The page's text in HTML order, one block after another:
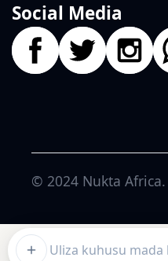
Social Media
© 2024 Nukta Africa